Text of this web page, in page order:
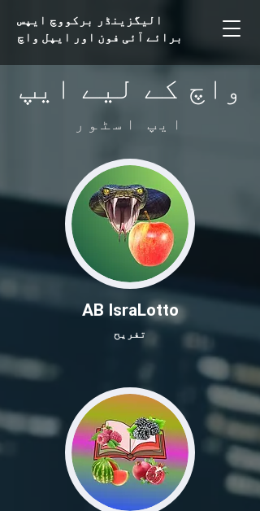
الیگزینڈر برکووچ ایپس
برائے آئی فون اور ایپل واچ
واچ کے لیے ایپ
ایپ اسٹور
AB IsraLotto
تفریح